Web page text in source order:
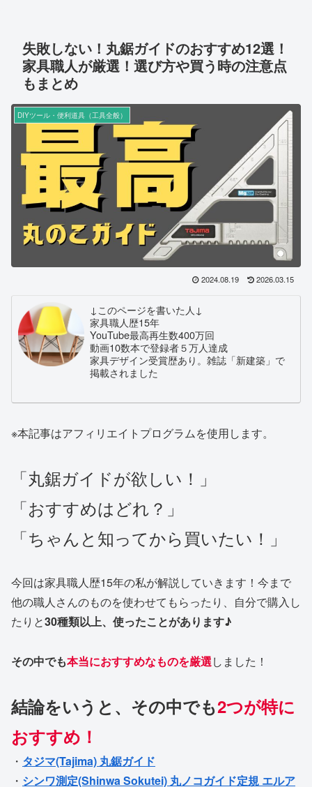
失敗しない！丸鋸ガイドのおすすめ12選！
家具職人が厳選！選び方や買う時の注意点
もまとめ
DIYツール・便利道具（工具全般）
2024.08.19 2026.03.15
↓このページを書いた人↓
家具職人歴15年
YouTube最高再生数400万回
動画10数本で登録者５万人達成
家具デザイン受賞歴あり。雑誌「新建築」で
掲載されました
※本記事はアフィリエイトプログラムを使用します。
「丸鋸ガイドが欲しい！」
「おすすめはどれ？」
「ちゃんと知ってから買いたい！」
今回は家具職人歴15年の私が解説していきます！今まで
他の職人さんのものを使わせてもらったり、自分で購入し
たりと30種類以上、使ったことがあります♪
その中でも本当におすすめなものを厳選しました！
結論をいうと、その中でも2つが特に
おすすめ！
・ タジマ(Tajima) 丸鋸ガイド
・ シンワ測定(Shinwa Sokutei) 丸ノコガイド定規 エルア